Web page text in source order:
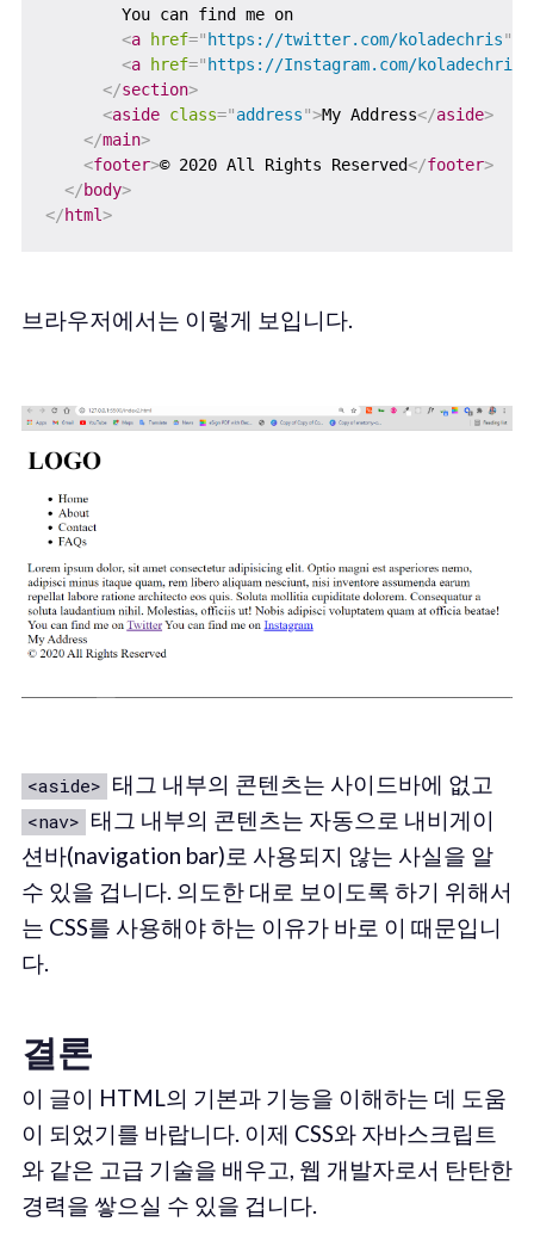
        You can find me on
<a href=" https://twitter.com/koladechris"
<a href=" https://Instagram.com/koladechris
</section>
<aside class="address">My Address</aside>
</main>
<footer>© 2020 All Rights Reserved</footer>
</body>
</html>
브라우저에서는 이렇게 보입니다.
<aside> 태그 내부의 콘텐츠는 사이드바에 없고
<nav> 태그 내부의 콘텐츠는 자동으로 내비게이
션바(navigation bar)로 사용되지 않는 사실을 알
수 있을 겁니다. 의도한 대로 보이도록 하기 위해서
는 CSS를 사용해야 하는 이유가 바로 이 때문입니
다.
결론
이 글이 HTML의 기본과 기능을 이해하는 데 도움
이 되었기를 바랍니다. 이제 CSS와 자바스크립트
와 같은 고급 기술을 배우고, 웹 개발자로서 탄탄한
경력을 쌓으실 수 있을 겁니다.